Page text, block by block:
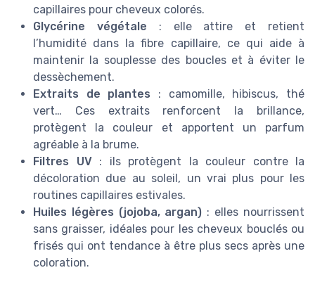
capillaires pour cheveux colorés.
Glycérine végétale : elle attire et retient
l’humidité dans la fibre capillaire, ce qui aide à
maintenir la souplesse des boucles et à éviter le
dessèchement.
Extraits de plantes : camomille, hibiscus, thé
vert… Ces extraits renforcent la brillance,
protègent la couleur et apportent un parfum
agréable à la brume.
Filtres UV: ils protègent la couleur contre la
décoloration due au soleil, un vrai plus pour les
routines capillaires estivales.
Huiles légères (jojoba, argan) : elles nourrissent
sans graisser, idéales pour les cheveux bouclés ou
frisés qui ont tendance à être plus secs après une
coloration.